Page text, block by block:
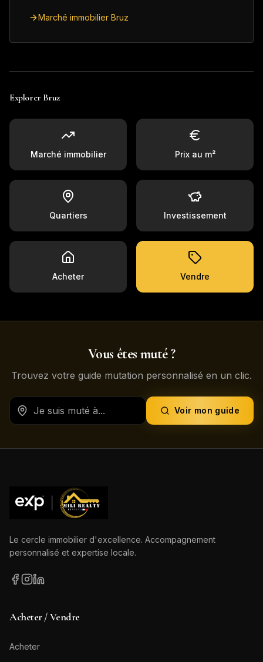
Marché immobilier Bruz
Explorer Bruz
Marché immobilier Prix au m²
Quartiers Investissement
Acheter Vendre
Vous êtes muté ?
Trouvez votre guide mutation personnalisé en un clic.
Voir mon guide
Le cercle immobilier d'excellence. Accompagnement
personnalisé et expertise locale.
Acheter / Vendre
Acheter